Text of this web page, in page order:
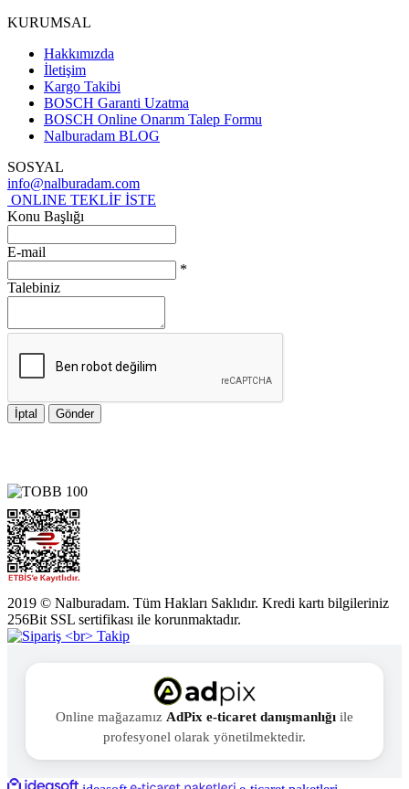
KURUMSAL
Hakkımızda
İletişim
Kargo Takibi
BOSCH Garanti Uzatma
BOSCH Online Onarım Talep Formu
Nalburadam BLOG
SOSYAL
info@nalburadam.com
ONLINE TEKLİF İSTE
Konu Başlığı
E-mail
*
Talebiniz
İptal Gönder
2019 © Nalburadam. Tüm Hakları Saklıdır. Kredi kartı bilgileriniz
256Bit SSL sertifikası ile korunmaktadır.
Online mağazamız AdPix e-ticaret danışmanlığı ile
profesyonel olarak yönetilmektedir.